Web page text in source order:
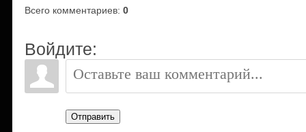
Всего комментариев: 0
Войдите:
Отправить